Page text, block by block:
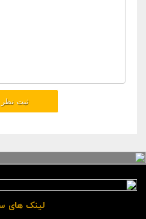
لینک های